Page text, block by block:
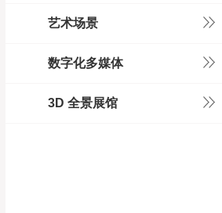
艺术场景
数字化多媒体
3D 全景展馆